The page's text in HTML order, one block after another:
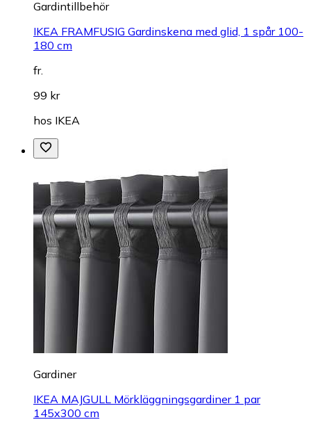
Gardintillbehör
IKEA FRAMFUSIG Gardinskena med glid, 1 spår 100-
180 cm
fr.
99 kr
hos IKEA
Gardiner
IKEA MAJGULL Mörkläggningsgardiner 1 par
145x300 cm